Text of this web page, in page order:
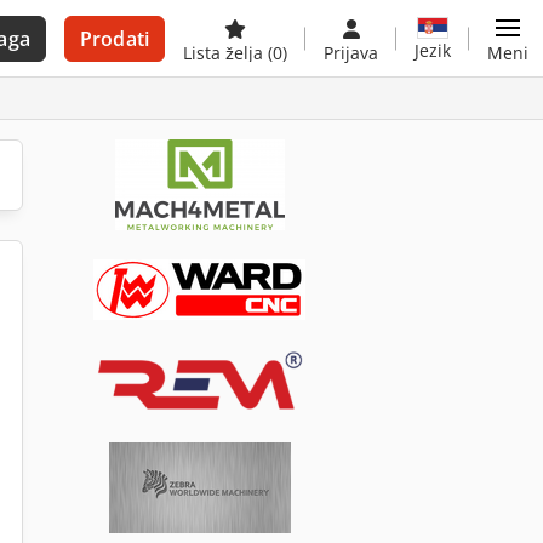
Prodati
Lista želja (0) Prijava Jezik Meni